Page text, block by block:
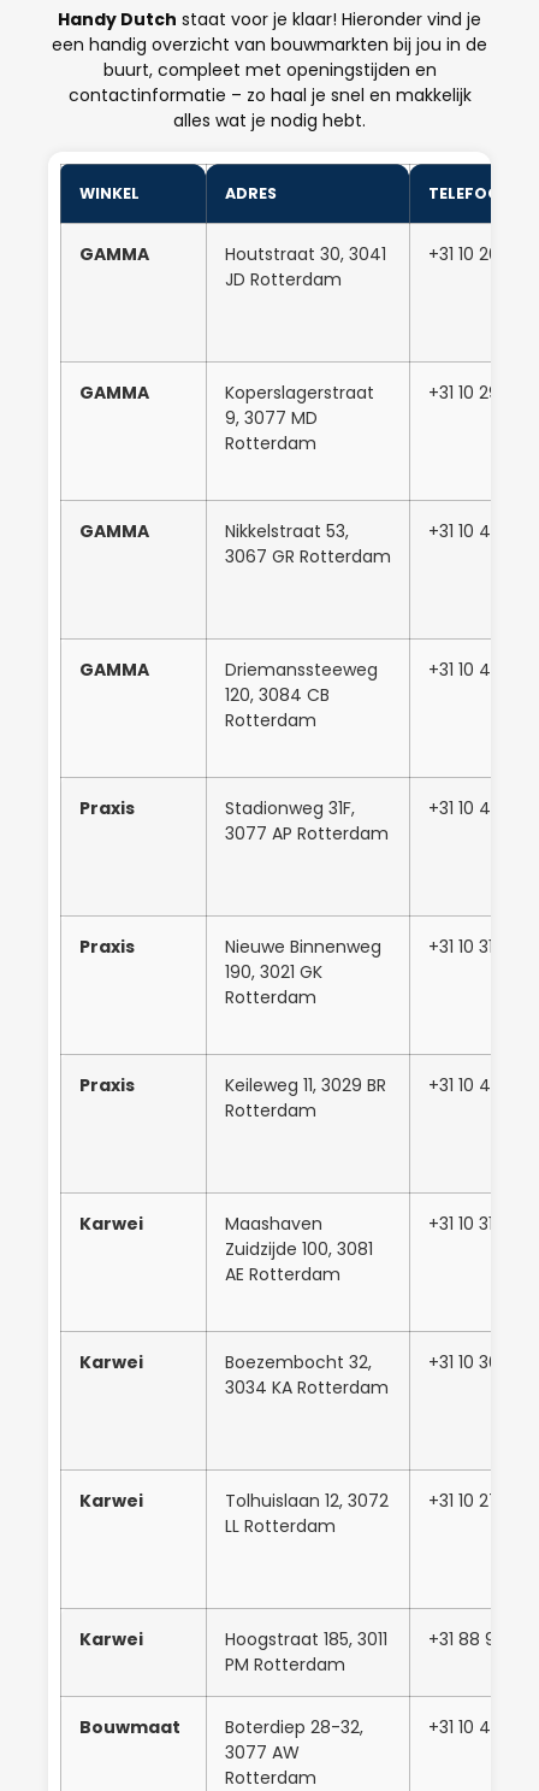
Handy Dutch staat voor je klaar! Hieronder vind je
een handig overzicht van bouwmarkten bij jou in de
buurt, compleet met openingstijden en
contactinformatie – zo haal je snel en makkelijk
alles wat je nodig hebt.
WINKEL ADRES
GAMMA
Houtstraat 30, 3041
JD Rotterdam
+31 10 208
GAMMA
Koperslagerstraat
9, 3077 MD
Rotterdam
+31 10 292
GAMMA
Nikkelstraat 53,
3067 GR Rotterdam
+31 10 455
GAMMA
Driemanssteeweg
120, 3084 CB
Rotterdam
+31 10 480
Praxis
Stadionweg 31F,
3077 AP Rotterdam
+31 10 432
Praxis
Nieuwe Binnenweg
190, 3021 GK
Rotterdam
+31 10 312
Praxis
Keileweg 11, 3029 BR
Rotterdam
+31 10 477
Karwei
Maashaven
Zuidzijde 100, 3081
AE Rotterdam
+31 10
Karwei
Boezembocht 32,
3034 KA Rotterdam
+31 10
Karwei
Tolhuislaan 12, 3072
LL Rotterdam
+31 10
Karwei
Hoogstraat 185, 3011
PM Rotterdam
+31 88
Bouwmaat
Boterdiep 28-32,
3077 AW
Rotterdam
+31 10 482